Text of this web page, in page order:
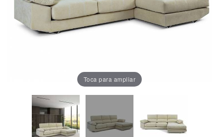
Lámparas
Toca para ampliar